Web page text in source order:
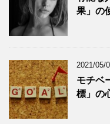
果」の
2021/05/
モチベ
標」の